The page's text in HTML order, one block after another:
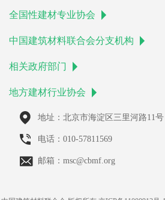
全国性建材专业协会
中国建筑材料联合会分支机构
相关政府部门
地方建材行业协会
地址：北京市海淀区三里河路11号
电话：010-57811569
邮箱：msc@cbmf.org